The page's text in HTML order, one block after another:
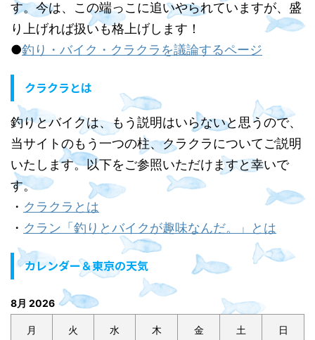
す。今は、この端っこに追いやられていますが、盛
り上げれば扱いも格上げします！
●釣り・バイク・クラクラを議論するページ
クラクラとは
釣りとバイクは、もう説明はいらないと思うので、
当サイトのもう一つの柱、クラクラについてご説明
いたします。以下をご参照いただけますと幸いで
す。
・ クラクラとは
・ クラン「釣りとバイクが趣味なんだ。」とは
カレンダー＆東京の天気
8月 2026
月 火 水 木 金 土 日